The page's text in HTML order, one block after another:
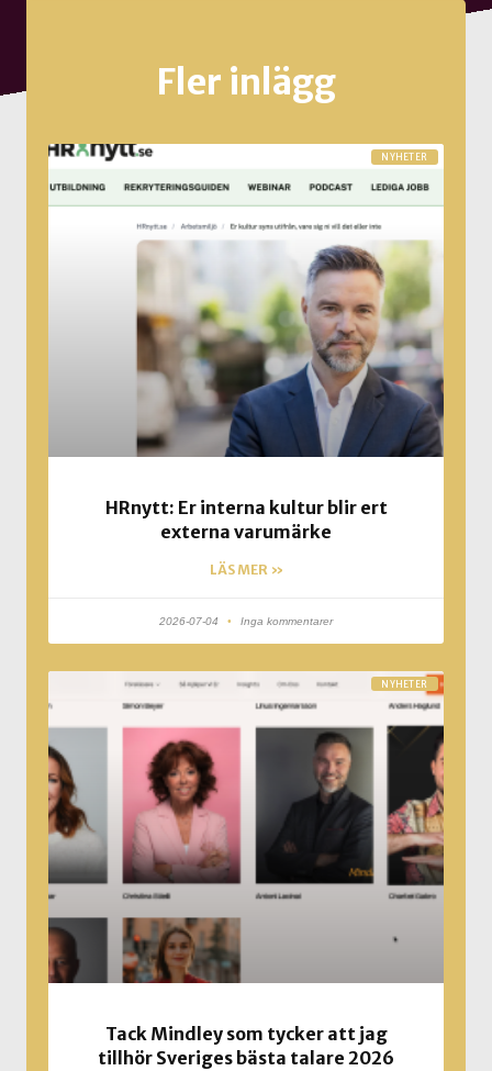
Fler inlägg
NYHETER
HRnytt: Er interna kultur blir ert
externa varumärke
LÄS MER »
2026-07-04 Inga kommentarer
NYHETER
Tack Mindley som tycker att jag
tillhör Sveriges bästa talare 2026